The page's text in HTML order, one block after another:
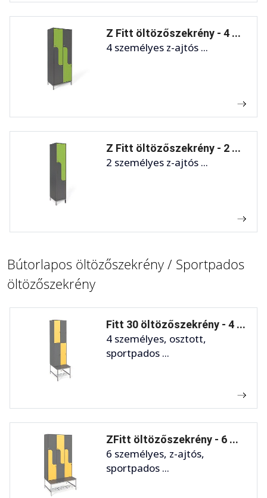
Z Fitt öltözőszekrény - 4 ...
4 személyes z-ajtós ...
Z Fitt öltözőszekrény - 2 ...
2 személyes z-ajtós ...
Bútorlapos öltözőszekrény / Sportpados
öltözőszekrény
Fitt 30 öltözőszekrény - 4 ...
4 személyes, osztott,
sportpados ...
ZFitt öltözőszekrény - 6 ...
6 személyes, z-ajtós,
sportpados ...